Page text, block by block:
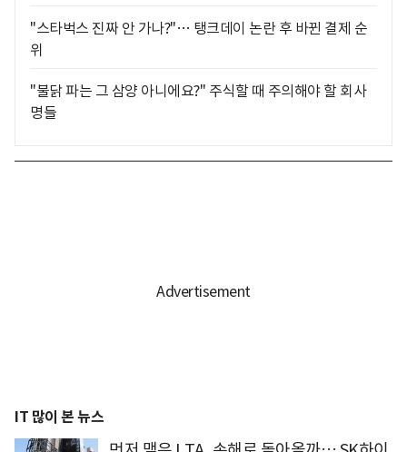
"스타벅스 진짜 안 가나?"… 탱크데이 논란 후 바뀐 결제 순
위
"불닭 파는 그 삼양 아니에요?" 주식할 때 주의해야 할 회사
명들
IT 많이 본 뉴스